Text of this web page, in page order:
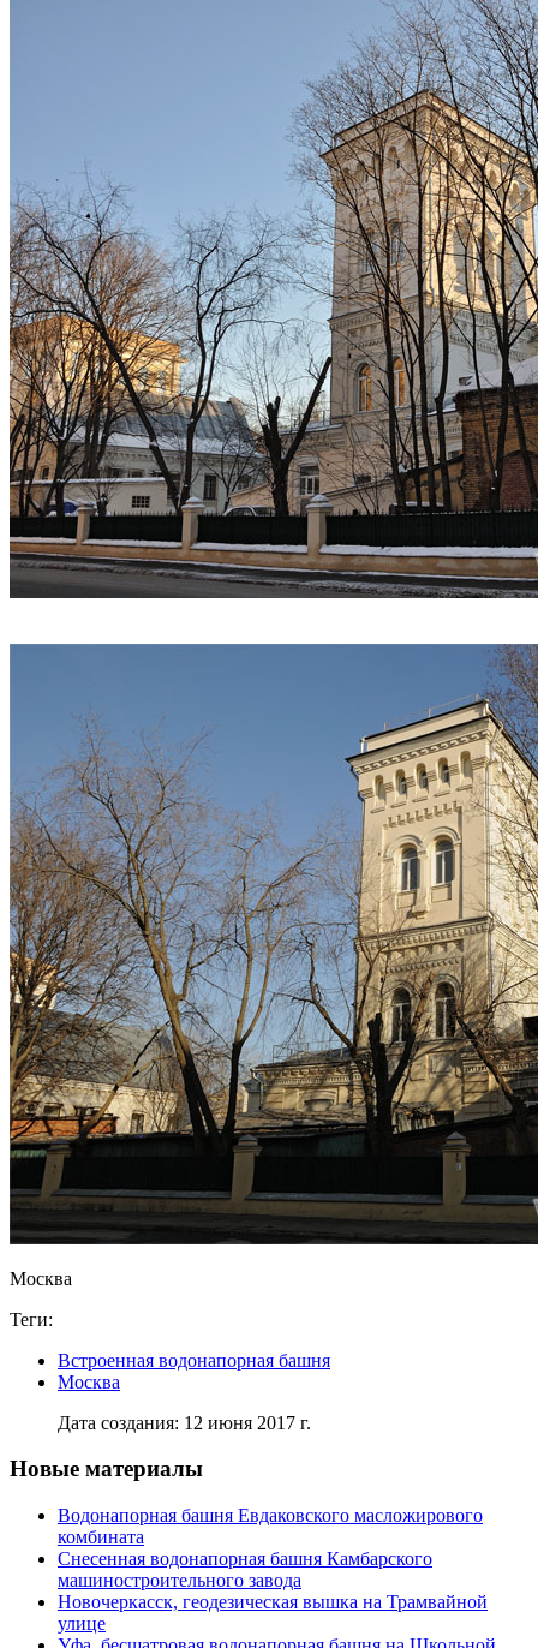
Москва
Теги:
Встроенная водонапорная башня
Москва
Дата создания: 12 июня 2017 г.
Новые материалы
Водонапорная башня Евдаковского масложирового
комбината
Снесенная водонапорная башня Камбарского
машиностроительного завода
Новочеркасск, геодезическая вышка на Трамвайной
улице